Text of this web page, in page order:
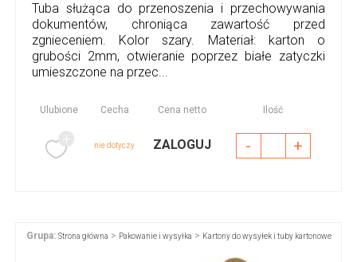
Tuba służąca do przenoszenia i przechowywania
dokumentów, chroniąca zawartość przed
zgnieceniem. Kolor szary. Materiał: karton o
grubości 2mm, otwieranie poprzez białe zatyczki
umieszczone na przec...
Ulubione Cecha Cena netto Ilość
nie dotyczy ZALOGUJ - +
Grupa: Strona główna > Pakowanie i wysyłka > Kartony do wysyłek i tuby kartonowe